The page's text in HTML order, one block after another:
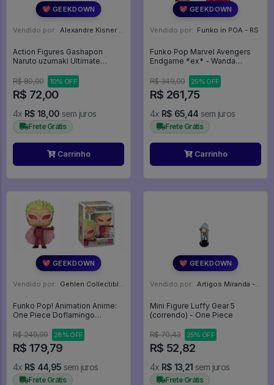
💖 GEEKDOWN
Vendido por: Alexandre Kisner - PR
Action Figures Gashapon
Naruto uzumaki Ultimate
R$ 80,00
10% OFF
R$ 72,00
4x R$ 18,00 sem juros
Frete Grátis
Carrinho
💖 GEEKDOWN
Vendido por: Funko in POA - RS
Funko Pop Marvel Avengers
Endgame *ex* - Wanda
Dark) - Avengers - Avengers -
R$ 349,00 25% OFF
R$ 261,75
4x R$ 65,44 sem juros
Frete Grátis
Carrinho
💖 GEEKDOWN
Vendido por: Gehlen Collectibles - RS
Funko Pop! Animation Anime:
One Piece Doflamingo
Convention Limited Edition
#2327 - Anime: One Piece
#2327
R$ 249,99 28% OFF
R$ 179,79
4x R$ 44,95 sem juros
Frete Grátis
💖 GEEKDOWN
Vendido por: Artigos Miranda - RJ
Mini Figure Luffy Gear 5
(correndo) - One Piece
R$ 70,43 25% OFF
R$ 52,82
4x R$ 13,21 sem juros
Frete Grátis